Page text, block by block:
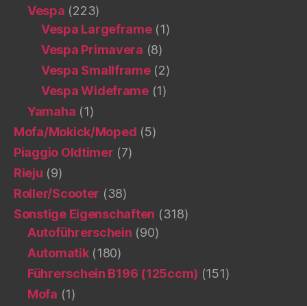
Vespa (223)
Vespa Largeframe(1)
Vespa Primavera (8)
Vespa Smallframe(2)
Vespa Wideframe(1)
Yamaha (1)
Mofa/Mokick/Moped (5)
Piaggio Oldtimer (7)
Rieju (9)
Roller/Scooter (38)
Sonstige Eigenschaften (318)
Autoführerschein (90)
Automatik(180)
Führerschein B196 (125ccm) (151)
Mofa (1)